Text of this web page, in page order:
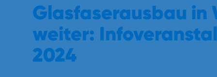
Glasfaserausbau in
weiter:
2024